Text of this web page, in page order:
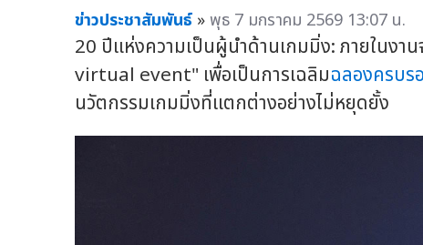
ข่าวประชาสัมพันธ์ »พุธ 7 มกราคม 2569 13:07 น.
20 ปีแห่งความเป็นผู้นำด้านเกมมิ่ง: ภายในง
virtual event" เพื่อเป็นการเฉลิมฉลองครบร
นวัตกรรมเกมมิ่งที่แตกต่างอย่างไม่หยุดยั้ง